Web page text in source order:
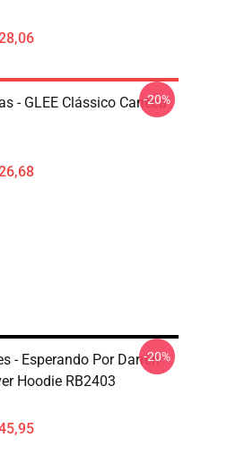
- GLEE Clássico Caneca
-20%
- Esperando Por Darren
Hoodie RB2403
-20%